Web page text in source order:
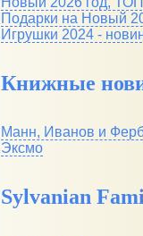
Подарки на Новый
Игрушки 2024 -
Книжные
Манн, Иванов и
Эксмо
Sylvanian